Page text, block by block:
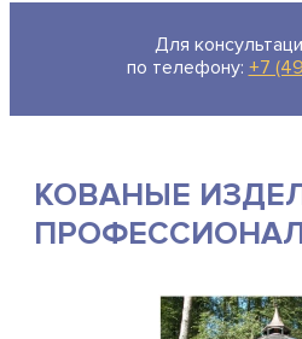
Для
по телефону: +7
КОВАНЫЕ